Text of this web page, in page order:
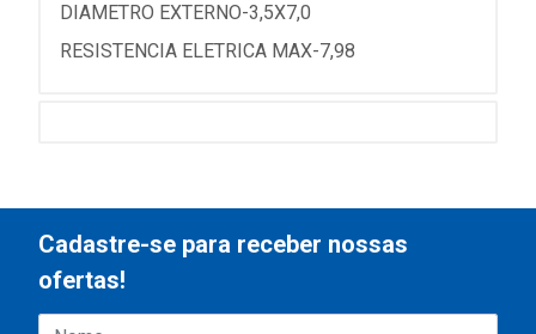
DIAMETRO EXTERNO-3,5X7,0
RESISTENCIA ELETRICA MAX-7,98
Cadastre-se para receber nossas
ofertas!